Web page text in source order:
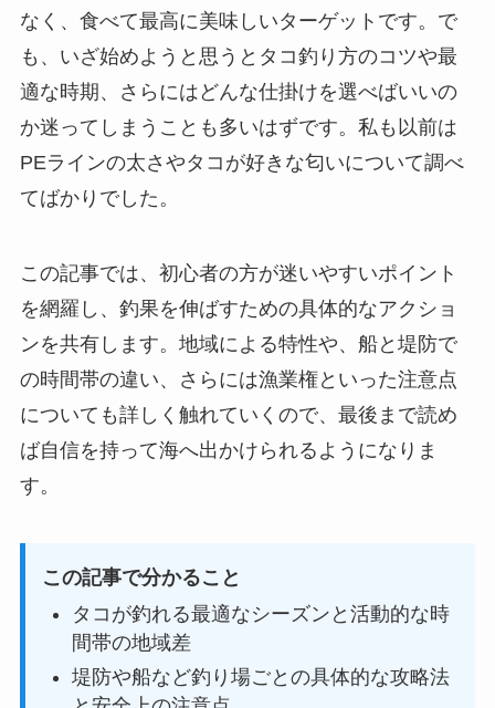
なく、食べて最高に美味しいターゲットです。で
も、いざ始めようと思うとタコ釣り方のコツや最
適な時期、さらにはどんな仕掛けを選べばいいの
か迷ってしまうことも多いはずです。私も以前は
PEラインの太さやタコが好きな匂いについて調べ
てばかりでした。
この記事では、初心者の方が迷いやすいポイント
を網羅し、釣果を伸ばすための具体的なアクショ
ンを共有します。地域による特性や、船と堤防で
の時間帯の違い、さらには漁業権といった注意点
についても詳しく触れていくので、最後まで読め
ば自信を持って海へ出かけられるようになりま
す。
この記事で分かること
タコが釣れる最適なシーズンと活動的な時
間帯の地域差
堤防や船など釣り場ごとの具体的な攻略法